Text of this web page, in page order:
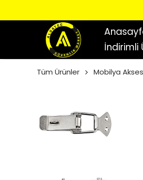
İndirimli
Tüm Ürünler Mobilya